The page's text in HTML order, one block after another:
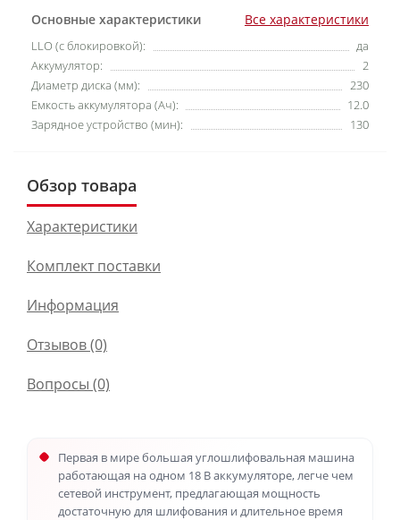
Основные характеристики Все характеристики
LLO (с блокировкой):
да
Аккумулятор:
2
Диаметр диска (мм):
230
Емкость аккумулятора (Ач):
12.0
Зарядное устройство (мин):
130
Обзор товара
Характеристики
Комплект поставки
Информация
Отзывов (0)
Вопросы (0)
Первая в мире большая углошлифовальная машина
работающая на одном 18 В аккумуляторе, легче чем
сетевой инструмент, предлагающая мощность
достаточную для шлифования и длительное время